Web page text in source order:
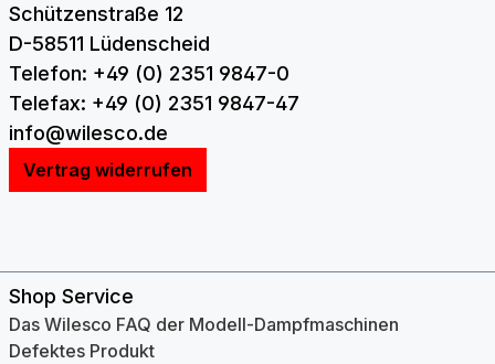
Schützenstraße 12
D-58511 Lüdenscheid
Telefon: +49 (0) 2351 9847-0
Telefax: +49 (0) 2351 9847-47
info@wilesco.de
Vertrag widerrufen
Shop Service
Das Wilesco FAQ der Modell-Dampfmaschinen
Defektes Produkt